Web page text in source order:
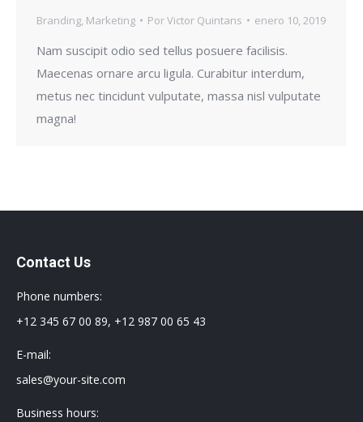
Branding, Marketing PorVictor Quintans enero 10, 2019
Nam suscipit odio sed tellus posuere facilisis.
Maecenas ornare arcu ligula. Curabitur interdum,
metus nec tincidunt vulputate, massa nisl vulputate
magna!
Contact Us
Phone numbers:
+12 345 67 00 89, +12 987 00 65 43
E-mail:
sales@your-site.com
Business hours: